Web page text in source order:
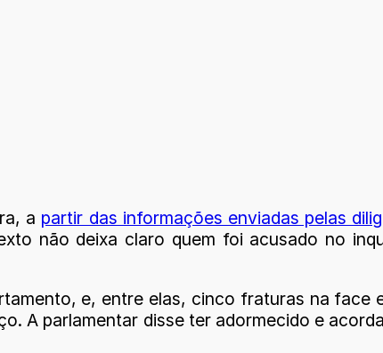
a partir das informações enviadas pelas
não deixa claro quem foi acusado no
e, entre elas, cinco fraturas na face
A parlamentar disse ter adormecido e